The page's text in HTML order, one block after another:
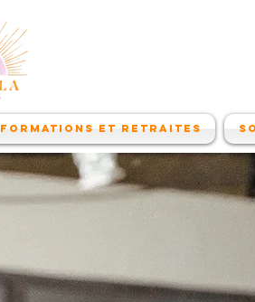
Formations et retraites